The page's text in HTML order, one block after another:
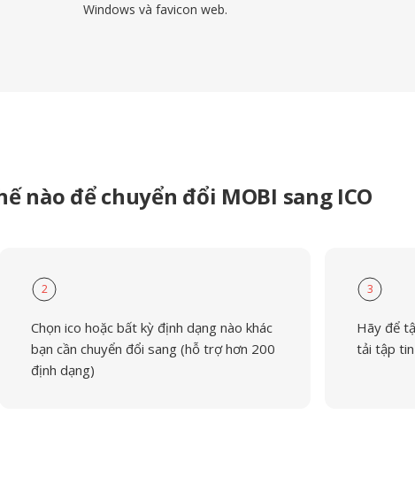
Windows và favicon web.
nào để chuyển đổi MOBI sang ICO
2
Chọn ico hoặc bất kỳ định dạng nào khác
bạn cần chuyển đổi sang (hỗ trợ hơn 200
định dạng)
3
Hãy để
tải tập